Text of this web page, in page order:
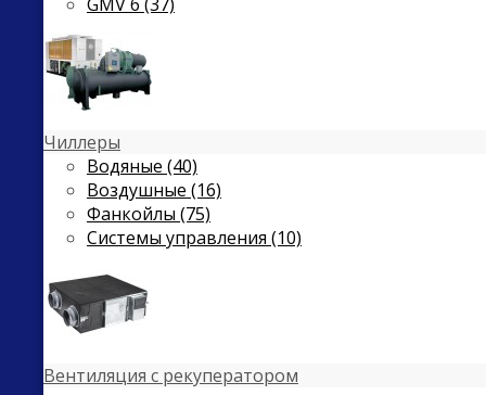
Чиллеры
Водяные (40)
Воздушные (16)
Фанкойлы (75)
Системы управления (10)
Вентиляция с рекуператором